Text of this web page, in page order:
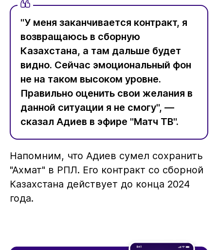
"У меня заканчивается контракт, я
возвращаюсь в сборную
Казахстана, а там дальше будет
видно. Сейчас эмоциональный фон
не на таком высоком уровне.
Правильно оценить свои желания в
данной ситуации я не смогу", —
сказал Адиев в эфире "Матч ТВ".
Напомним, что Адиев сумел сохранить
"Ахмат" в РПЛ. Его контракт со сборной
Казахстана действует до конца 2024
года.